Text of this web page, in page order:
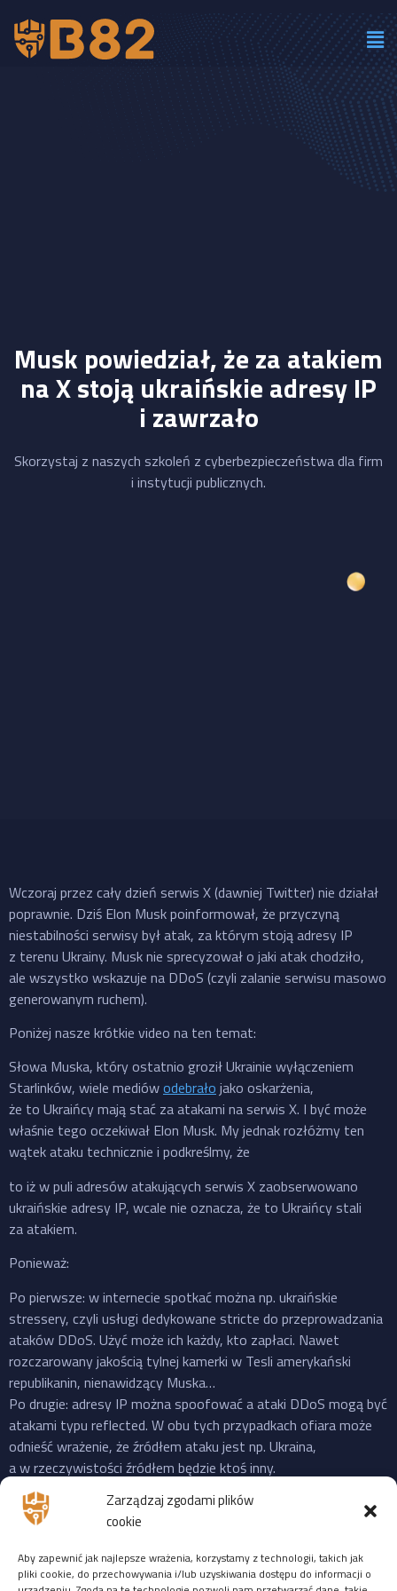
Zarządzaj zgodami plików
cookie
Aby zapewnić jak najlepsze wrażenia, korzystamy z technologii, takich jak
pliki cookie, do przechowywania i/lub uzyskiwania dostępu do informacji o
Musk powiedział, że za atakiem
na X stoją ukraińskie adresy IP
i zawrzało
Skorzystaj z naszych szkoleń z cyberbezpieczeństwa dla firm
i instytucji publicznych.
Wczoraj przez cały dzień serwis X (dawniej Twitter) nie działał
poprawnie. Dziś Elon Musk poinformował, że przyczyną
niestabilności serwisy był atak, za którym stoją adresy IP
z terenu Ukrainy. Musk nie sprecyzował o jaki atak chodziło,
ale wszystko wskazuje na DDoS (czyli zalanie serwisu masowo
generowanym ruchem).
Poniżej nasze krótkie video na ten temat:
Słowa Muska, który ostatnio groził Ukrainie wyłączeniem
Starlinków, wiele mediówodebrało jako oskarżenia,
że to Ukraińcy mają stać za atakami na serwis X. I być może
właśnie tego oczekiwał Elon Musk. My jednak rozłóżmy ten
wątek ataku technicznie i podkreślmy, że
to iż w puli adresów atakujących serwis X zaobserwowano
ukraińskie adresy IP, wcale nie oznacza, że to Ukraińcy stali
za atakiem.
Ponieważ:
Po pierwsze: w internecie spotkać można np. ukraińskie
stressery, czyli usługi dedykowane stricte do przeprowadzania
ataków DDoS. Użyć może ich każdy, kto zapłaci. Nawet
rozczarowany jakością tylnej kamerki w Tesli amerykański
republikanin, nienawidzący Muska…
Po drugie: adresy IP można spoofować a ataki DDoS mogą być
atakami typu reflected. W obu tych przypadkach ofiara może
odnieść wrażenie, że źródłem ataku jest np. Ukraina,
a w rzeczywistości źródłem będzie ktoś inny.
Po trzecie: do ataku na X “przyznała się” propalestyńska grupa
o cudownej nazwie “Mroczna Burza”, która powstała jeszcze
w 2023 i ma na swoim koncie ataki na cele zarówno w US,
Izraelu czy EU. Ale podobnie jak Musk, grupy “hakerskie” też
często mijają się z prawdą, więc niekoniecznie trzeba ufać